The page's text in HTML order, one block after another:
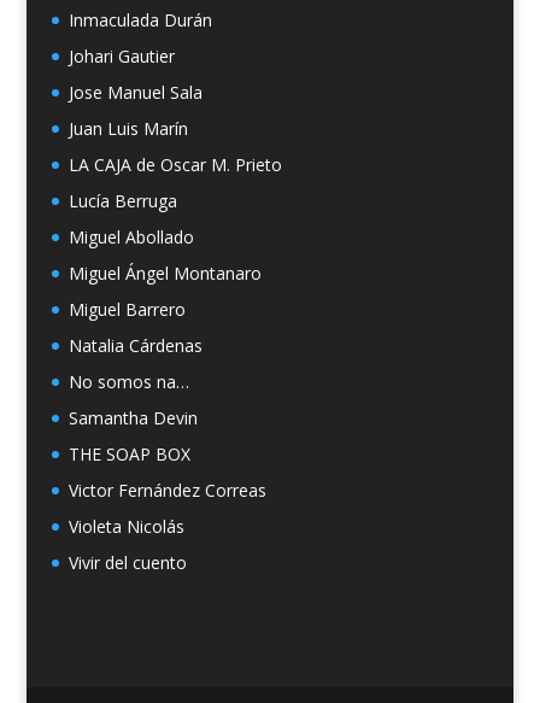
Inmaculada Durán
Johari Gautier
Jose Manuel Sala
Juan Luis Marín
LA CAJA de Oscar M. Prieto
Lucía Berruga
Miguel Abollado
Miguel Ángel Montanaro
Miguel Barrero
Natalia Cárdenas
No somos na…
Samantha Devin
THE SOAP BOX
Victor Fernández Correas
Violeta Nicolás
Vivir del cuento